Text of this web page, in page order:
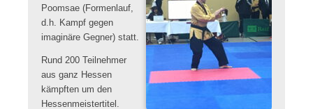
Poomsae (Formenlauf,
d.h. Kampf gegen
imaginäre Gegner) statt.
Rund 200 Teilnehmer
aus ganz Hessen
kämpften um den
Hessenmeistertitel.